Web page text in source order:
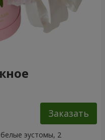
Заказать
эустомы, 2